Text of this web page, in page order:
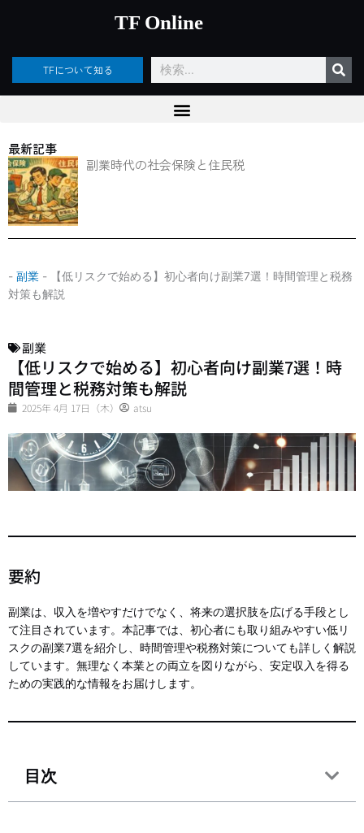
ッ
TF Online
TFについて知る
検
索
最新記事
副業時代の社会保険と住民税
- 副業 -
【低リスクで始める】初心者向け副業7選！時間管理と税務
対策も解説
副業
【低リスクで始める】初心者向け副業7選！時
間管理と税務対策も解説
2025年 4月 17日（木） atsu
要約
副業は、収入を増やすだけでなく、将来の選択肢を広げる手段とし
て注目されています。本記事では、初心者にも取り組みやすい低リ
スクの副業7選を紹介し、時間管理や税務対策についても詳しく解説
しています。無理なく本業との両立を図りながら、安定収入を得る
ための実践的な情報をお届けします。
目次